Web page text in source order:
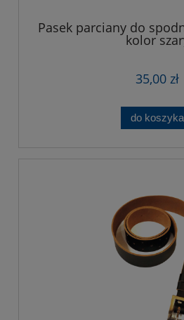
Pasek parciany do
kolor
35,00 zł
do koszyka